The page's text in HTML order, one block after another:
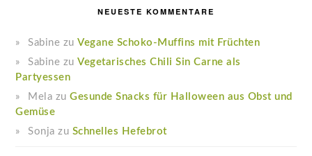
NEUESTE KOMMENTARE
Sabine zuVegane Schoko-Muffins mit Früchten
Sabine zuVegetarisches Chili Sin Carne als
Partyessen
Mela zuGesunde Snacks für Halloween aus Obst und
Gemüse
Sonja zu Schnelles Hefebrot